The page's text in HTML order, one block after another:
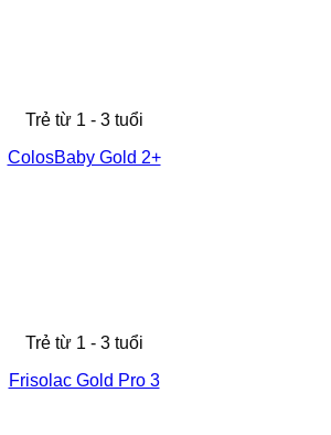
Trẻ từ 1 - 3 tuổi
ColosBaby Gold 2+
Trẻ từ 1 - 3 tuổi
Frisolac Gold Pro 3